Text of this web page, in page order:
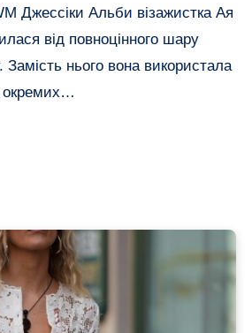
Джессіки Альби візажистка Ая
від повноцінного шару
Замість нього вона використала
окремих…